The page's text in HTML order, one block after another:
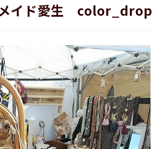
イド愛生 color_drop